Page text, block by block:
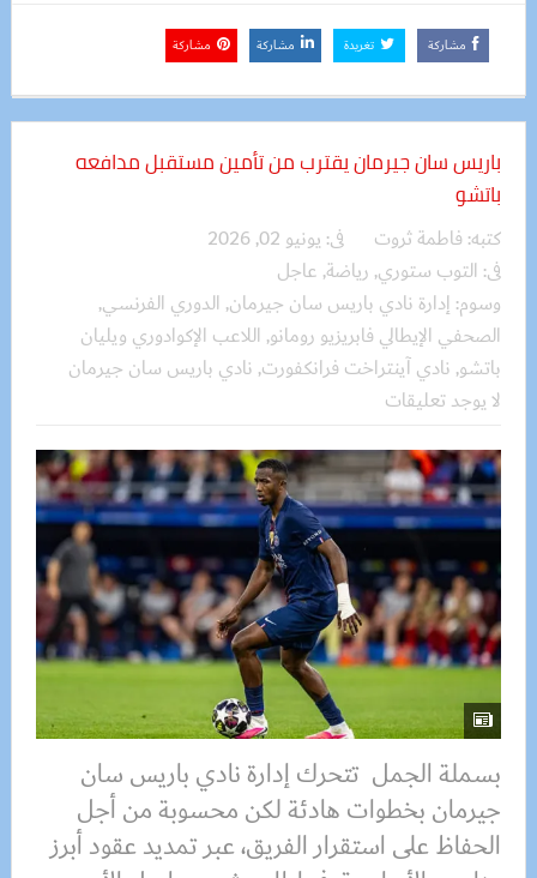
مشاركة تغريدة مشاركة مشاركة
باريس سان جيرمان يقترب من تأمين مستقبل مدافعه
باتشو
كتبه: فاطمة ثروت فى: يونيو 02, 2026
فى: التوب ستوري, رياضة, عاجل
وسوم: إدارة نادي باريس سان جيرمان, الدوري الفرنسي,
الصحفي الإيطالي فابريزيو رومانو, اللاعب الإكوادوري ويليان
باتشو, نادي آينتراخت فرانكفورت, نادي باريس سان جيرمان
لا يوجد تعليقات
بسملة الجمل تتحرك إدارة نادي باريس سان
جيرمان بخطوات هادئة لكن محسوبة من أجل
الحفاظ على استقرار الفريق، عبر تمديد عقود أبرز